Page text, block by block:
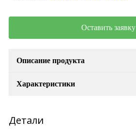
Оставить заявку
Описание продукта
Характеристики
Детали